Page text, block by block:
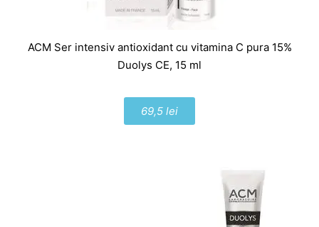
ACM Ser intensiv antioxidant cu vitamina C pura 15%
Duolys CE, 15 ml
69,5 lei